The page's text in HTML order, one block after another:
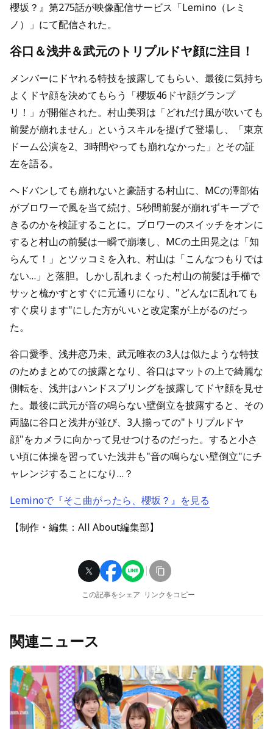
櫻坂？』第275話が映像配信サービス「Lemino（レミ
ノ）」にて配信された。
谷口＆浅井＆武元のトリプルドヤ顔に注目！
メンバーにドヤれる特技を披露してもらい、最後に気持ち
よくドヤ顔を決めてもらう「櫻坂46ドヤ顔グランプ
リ！」が開催された。村山美羽は「どれだけ風が吹いても
前髪が崩れません」というスキルを提げて登場し、「東京
ドーム公演を2、3時間やっても崩れなかった」とその証
左を語る。
ヘドバンしても崩れないと豪語する村山に、MCの澤部佑
がブロワーで風を当て続け、5秒間前髪が崩れずキープで
きるのかを検証することに。ブロワーのスイッチをオンに
すると村山の前髪は一瞬で崩壊し、MCの土田晃之は「知
らんて！」とツッコミを入れ、村山は「こんなつもりでは
ない…」と落胆。しかし乱れまくった村山の前髪は手櫛で
サッと梳かすとすぐに元通りになり、"どんなに乱れても
すぐ戻ります"にした方がいいと改定案が上がるのだっ
た。
谷口愛季、浅井恋乃未、武元唯衣の3人は似たような特技
のためまとめての披露となり、谷口はマットの上で綺麗な
側転を、浅井はハンドスプリングを披露してドヤ顔を見せ
た。最後に武元が音の鳴らない壁倒立を披露すると、その
両脇に谷口と浅井が並び、3人揃っての"トリプルドヤ
顔"をカメラに向かって見せつけるのだった。すると小さ
い頃に体操を習っていた浅井も"音の鳴らない壁倒立"にチ
ャレンジすることになり…？
Leminoで『そこ曲がったら、櫻坂？』を見る
【制作・編集：All About編集部】
この記事をシェア リンクをコピー
関連ニュース